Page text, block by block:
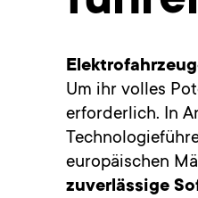
Um ihr volles
erforderlich. In
europäischen
zuverlässige